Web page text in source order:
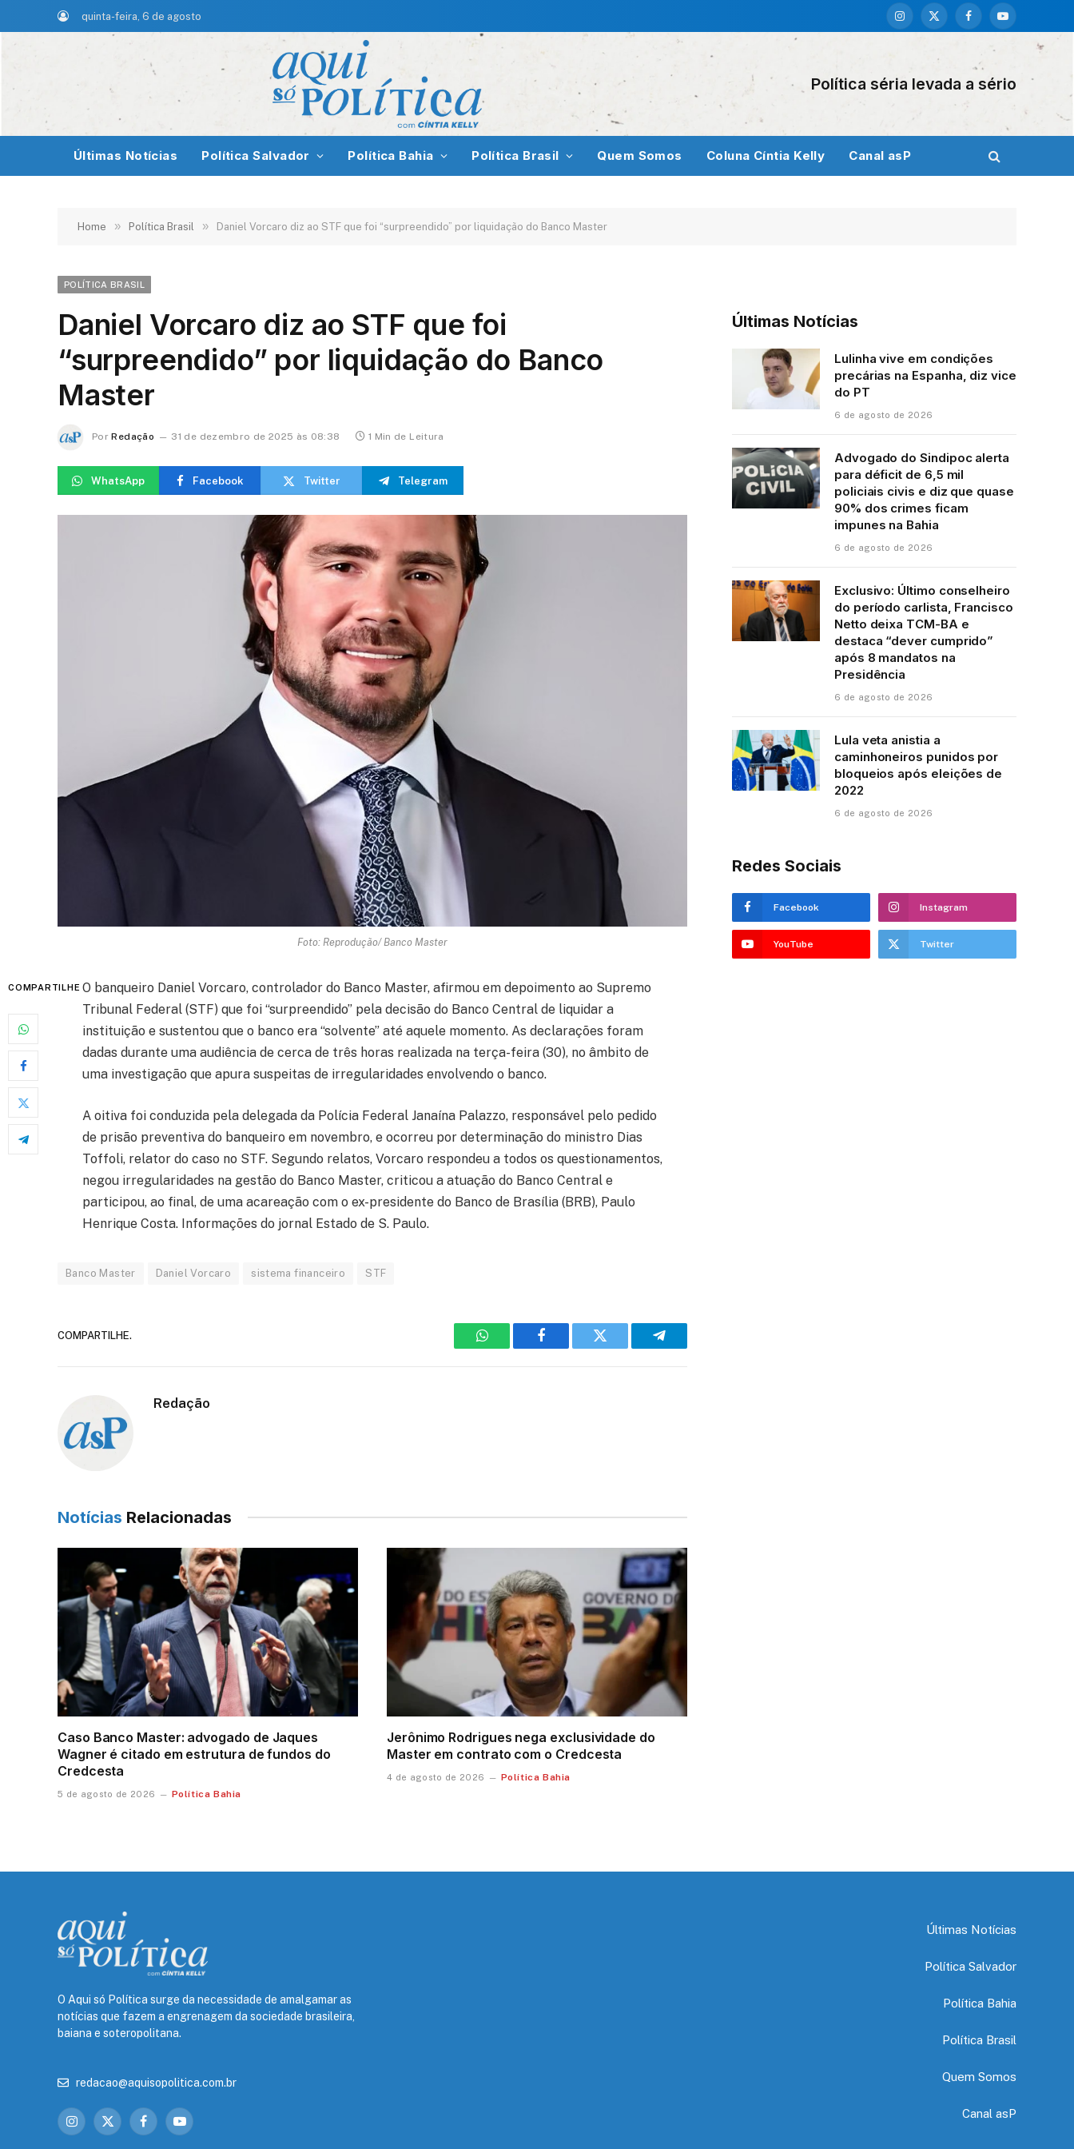
quinta-feira, 6 de agosto
Instagram
X
FacebookYouTube
Política séria levada a sério
Últimas Notícias Política Salvador Política Bahia Política Brasil Quem Somos Coluna Cíntia Kelly Canal asP
Home » Política Brasil » Daniel Vorcaro diz ao STF que foi “surpreendido” por liquidação do Banco Master
POLÍTICA BRASIL
Daniel Vorcaro diz ao STF que foi
“surpreendido” por liquidação do Banco
Master
Por Redação 31 de dezembro de 2025 às 08:38 1 Min de Leitura
WhatsApp Facebook Twitter Telegram
Foto: Reprodução/ Banco Master
COMPARTILHE O banqueiro Daniel Vorcaro, controlador do Banco Master, afirmou em depoimento ao Supremo
Tribunal Federal (STF) que foi “surpreendido” pela decisão do Banco Central de liquidar a
instituição e sustentou que o banco era “solvente” até aquele momento. As declarações foram
dadas durante uma audiência de cerca de três horas realizada na terça-feira (30), no âmbito de
uma investigação que apura suspeitas de irregularidades envolvendo o banco.
A oitiva foi conduzida pela delegada da Polícia Federal Janaína Palazzo, responsável pelo pedido
de prisão preventiva do banqueiro em novembro, e ocorreu por determinação do ministro Dias
Toffoli, relator do caso no STF. Segundo relatos, Vorcaro respondeu a todos os questionamentos,
negou irregularidades na gestão do Banco Master, criticou a atuação do Banco Central e
participou, ao final, de uma acareação com o ex-presidente do Banco de Brasília (BRB), Paulo
Henrique Costa. Informações do jornal Estado de S. Paulo.
Banco Master Daniel Vorcaro sistema financeiro STF
COMPARTILHE.
WhatsAppFacebook Twitter Telegram
Redação
Notícias Relacionadas
Caso Banco Master: advogado de Jaques
Wagner é citado em estrutura de fundos do
Credcesta
5 de agosto de 2026 Política Bahia
Jerônimo Rodrigues nega exclusividade do
Master em contrato com o Credcesta
4 de agosto de 2026 Política Bahia
Últimas Notícias
Lulinha vive em condições
precárias na Espanha, diz vice
do PT
6 de agosto de 2026
Advogado do Sindipoc alerta
para déficit de 6,5 mil
policiais civis e diz que quase
90% dos crimes ficam
impunes na Bahia
6 de agosto de 2026
Exclusivo: Último conselheiro
do período carlista, Francisco
Netto deixa TCM-BA e
destaca “dever cumprido”
após 8 mandatos na
Presidência
6 de agosto de 2026
Lula veta anistia a
caminhoneiros punidos por
bloqueios após eleições de
2022
6 de agosto de 2026
Redes Sociais
Facebook Instagram
YouTube Twitter
O Aqui só Política surge da necessidade de amalgamar as
notícias que fazem a engrenagem da sociedade brasileira,
baiana e soteropolitana.
redacao@aquisopolitica.com.br
Instagram
X
FacebookYouTube
Últimas Notícias
Política Salvador
Política Bahia
Política Brasil
Quem Somos
Canal asP